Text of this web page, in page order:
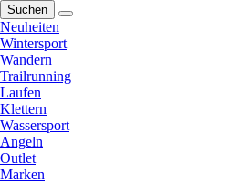
Suchen
Neuheiten
Wintersport
Wandern
Trailrunning
Laufen
Klettern
Wassersport
Angeln
Outlet
Marken